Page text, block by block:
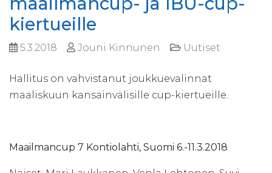
kiertueille
5.3.2018 Jouni Kinnunen Uutiset
Hallitus on vahvistanut joukkuevalinnat
maaliskuun kansainvälisille cup-kiertueille.
Maailmancup 7 Kontiolahti, Suomi 6.-11.3.2018